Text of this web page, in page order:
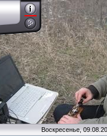
Воскресенье,